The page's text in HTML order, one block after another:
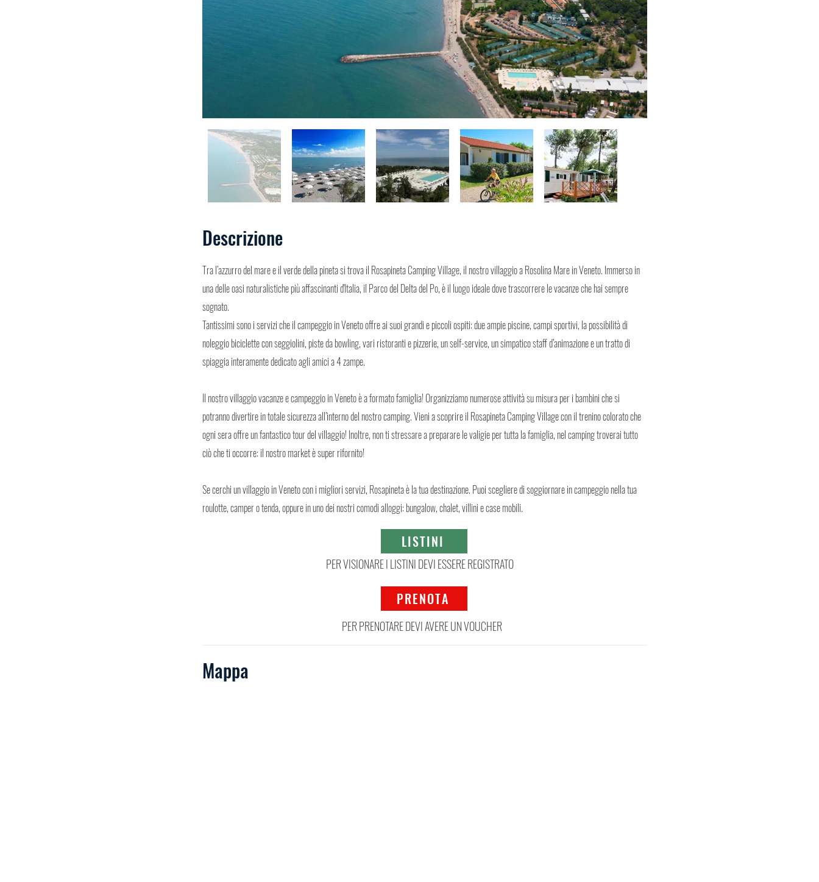
Descrizione
Tra l’azzurro del mare e il verde della pineta si trova il Rosapineta Camping Village, il nostro villaggio a Rosolina Mare in Veneto. Immerso in
una delle oasi naturalistiche più affascinanti d'Italia, il Parco del Delta del Po, è il luogo ideale dove trascorrere le vacanze che hai sempre
sognato.
Tantissimi sono i servizi che il campeggio in Veneto offre ai suoi grandi e piccoli ospiti: due ampie piscine, campi sportivi, la possibilità di
noleggio biciclette con seggiolini, piste da bowling, vari ristoranti e pizzerie, un self-service, un simpatico staff d’animazione e un tratto di
spiaggia interamente dedicato agli amici a 4 zampe.
Il nostro villaggio vacanze e campeggio in Veneto è a formato famiglia! Organizziamo numerose attività su misura per i bambini che si
potranno divertire in totale sicurezza all’interno del nostro camping. Vieni a scoprire il Rosapineta Camping Village con il trenino colorato che
ogni sera offre un fantastico tour del villaggio! Inoltre, non ti stressare a preparare le valigie per tutta la famiglia, nel camping troverai tutto
ciò che ti occorre: il nostro market è super rifornito!
Se cerchi un villaggio in Veneto con i migliori servizi, Rosapineta è la tua destinazione. Puoi scegliere di soggiornare in campeggio nella tua
roulotte, camper o tenda, oppure in uno dei nostri comodi alloggi: bungalow, chalet, villini e case mobili.
LISTINI
PER VISIONARE I LISTINI DEVI ESSERE REGISTRATO
PRENOTA
PER PRENOTARE DEVI AVERE UN VOUCHER
Mappa